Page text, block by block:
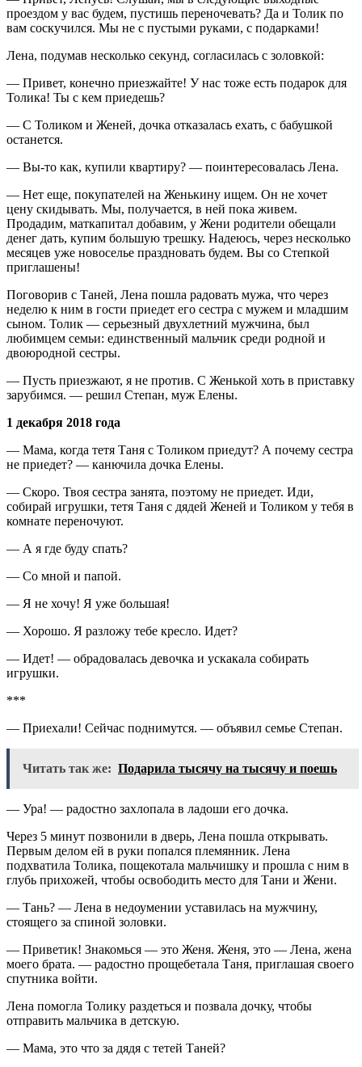
проездом у вас будем, пустишь переночевать? Да и Толик по
вам соскучился. Мы не с пустыми руками, с подарками!
Лена, подумав несколько секунд, согласилась с золовкой:
— Привет, конечно приезжайте! У нас тоже есть подарок для
Толика! Ты с кем приедешь?
— С Толиком и Женей, дочка отказалась ехать, с бабушкой
останется.
— Вы-то как, купили квартиру? — поинтересовалась Лена.
— Нет еще, покупателей на Женькину ищем. Он не хочет
цену скидывать. Мы, получается, в ней пока живем.
Продадим, маткапитал добавим, у Жени родители обещали
денег дать, купим большую трешку. Надеюсь, через несколько
месяцев уже новоселье праздновать будем. Вы со Степкой
приглашены!
Поговорив с Таней, Лена пошла радовать мужа, что через
неделю к ним в гости приедет его сестра с мужем и младшим
сыном. Толик — серьезный двухлетний мужчина, был
любимцем семьи: единственный мальчик среди родной и
двоюродной сестры.
— Пусть приезжают, я не против. С Женькой хоть в приставку
зарубимся. — решил Степан, муж Елены.
1 декабря 2018 года
— Мама, когда тетя Таня с Толиком приедут? А почему сестра
не приедет? — канючила дочка Елены.
— Скоро. Твоя сестра занята, поэтому не приедет. Иди,
собирай игрушки, тетя Таня с дядей Женей и Толиком у тебя в
комнате переночуют.
— А я где буду спать?
— Со мной и папой.
— Я не хочу! Я уже большая!
— Хорошо. Я разложу тебе кресло. Идет?
— Идет! — обрадовалась девочка и ускакала собирать
игрушки.
***
— Приехали! Сейчас поднимутся. — объявил семье Степан.
Читать так же: Подарила тысячу на тысячу и поешь
— Ура! — радостно захлопала в ладоши его дочка.
Через 5 минут позвонили в дверь, Лена пошла открывать.
Первым делом ей в руки попался племянник. Лена
подхватила Толика, пощекотала мальчишку и прошла с ним в
глубь прихожей, чтобы освободить место для Тани и Жени.
— Тань? — Лена в недоумении уставилась на мужчину,
стоящего за спиной золовки.
— Приветик! Знакомься — это Женя. Женя, это — Лена, жена
моего брата. — радостно прощебетала Таня, приглашая своего
спутника войти.
Лена помогла Толику раздеться и позвала дочку, чтобы
отправить мальчика в детскую.
— Мама, это что за дядя с тетей Таней?